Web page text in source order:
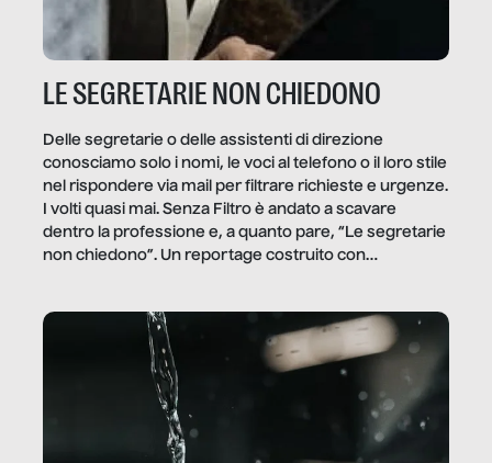
LE SEGRETARIE NON CHIEDONO
Delle segretarie o delle assistenti di direzione
conosciamo solo i nomi, le voci al telefono o il loro stile
nel rispondere via mail per filtrare richieste e urgenze.
I volti quasi mai. Senza Filtro è andato a scavare
dentro la professione e, a quanto pare, “Le segretarie
non chiedono”. Un reportage costruito con